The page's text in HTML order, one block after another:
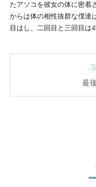
たアソコを彼女の体に密着
からは体の相性抜群な僕達
目はし、二回目と三回目は
最